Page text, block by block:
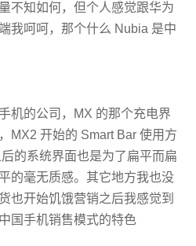
不知如何，但个人感觉跟华为
我呵呵，那个什么 Nubia 是中
机的公司，MX 的那个充电界
MX2 开始的 Smart Bar 使用方
的系统界面也是为了扁平而扁
的毫无质感。其它地方我也没
也开始饥饿营销之后我感觉到
国手机销售模式的特色